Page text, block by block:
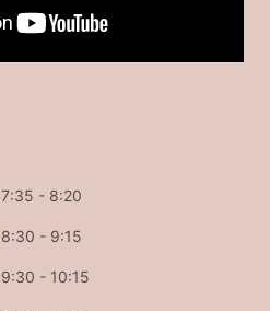
7:35 - 8:20
8:30 - 9:15
9:30 - 10:15